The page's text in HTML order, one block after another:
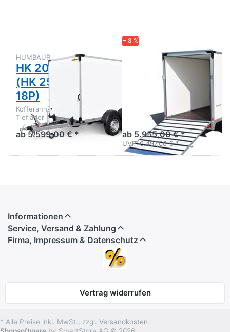
HUMBAUR
HK 203015-18P
(HK 253015-
18P)
Kofferanhänger Tandem
Tieflader
ab 5.599,00 € *
− 8 %
HK 203015-18P
/ 253015-18P
Kofferanhänger Tandem mit
ab 5.955,00 € *
UVP:6.497,00 € *
Rampe
Informationen
Service, Versand & Zahlung
Firma, Impressum & Datenschutz
Vertrag widerrufen
* Alle Preise inkl. MwSt., zzgl. Versandkosten